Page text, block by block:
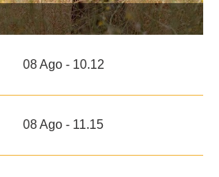
08 Ago - 10.12
08 Ago - 11.15